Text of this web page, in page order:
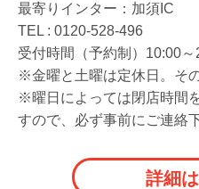
最寄りインター：加須IC
TEL : 0120-528-496
受付時間（予約制）10:00～
※金曜と土曜は定休日。そ
※曜日によっては閉店時間
すので、必ず事前にご連絡
詳細